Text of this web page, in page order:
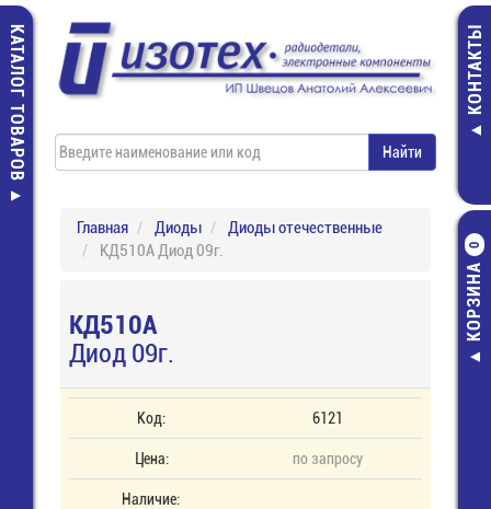
КАТАЛОГ ТОВАРОВ КОНТАКТЫ
КОРЗИНА
0
Главная Диоды
Диоды отечественные
КД510А Диод 09г.
КД510А
Диод 09г.
Код: 6121
Цена: по запросу
Наличие: